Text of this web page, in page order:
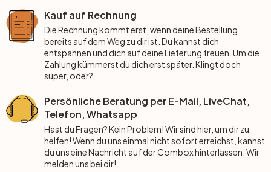
Küche
Jugendzimmer
Bad
Bad
Küche
Flur
Tapeten Lila & Violett
Wohnzimmer
Schlafzimmer
Kinderzimmer
Kauf auf Rechnung
Die Rechnung kommt erst, wenn deine Bestellung
bereits auf dem Weg zu dir ist. Du kannst dich
entspannen und dich auf deine Lieferung freuen. Um die
Zahlung kümmerst du dich erst später. Klingt doch
super, oder?
Persönliche Beratung per E-Mail, LiveChat,
Telefon, Whatsapp
Hast du Fragen? Kein Problem! Wir sind hier, um dir zu
helfen! Wenn du uns einmal nicht sofort erreichst, kannst
du uns eine Nachricht auf der Combox hinterlassen. Wir
melden uns bei dir!